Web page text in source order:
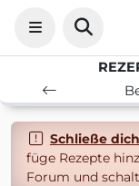
Schließe
füge Rezepte
Forum und